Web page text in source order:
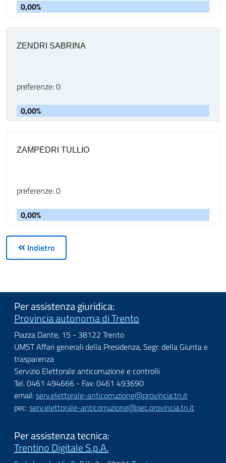
0,00%
ZENDRI SABRINA
preferenze: 0
0,00%
ZAMPEDRI TULLIO
preferenze: 0
0,00%
Indietro
Per assistenza giuridica:
Provincia autonoma di Trento
Piazza Dante, 15 - 38122 Trento
UMST Affari generali della Presidenza, Segr. della Giunta e
trasparenza
Servizio Elettorale anticorruzione e controlli
Tel. 0461 494666 - Fax: 0461 493690
email:serv.elettorale-anticorruzione@provincia.tn.it
pec:serv.elettorale-anticorruzione@pec.provincia.tn.it
Per assistenza tecnica:
Trentino Digitale S.p.A.